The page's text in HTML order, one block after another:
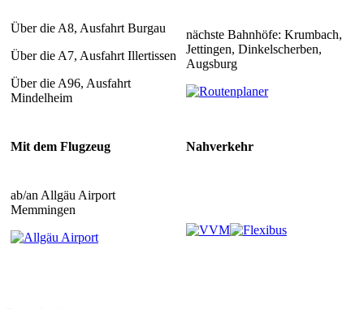
Über die A8, Ausfahrt Burgau
Über die A7, Ausfahrt Illertissen
Über die A96, Ausfahrt
Mindelheim
nächste Bahnhöfe: Krumbach,
Jettingen, Dinkelscherben,
Augsburg
Mit dem Flugzeug Nahverkehr
ab/an Allgäu Airport
Memmingen